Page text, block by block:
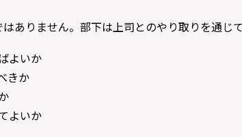
ありません。部下は上司とのやり取りを通じて
よいか
きか
よいか